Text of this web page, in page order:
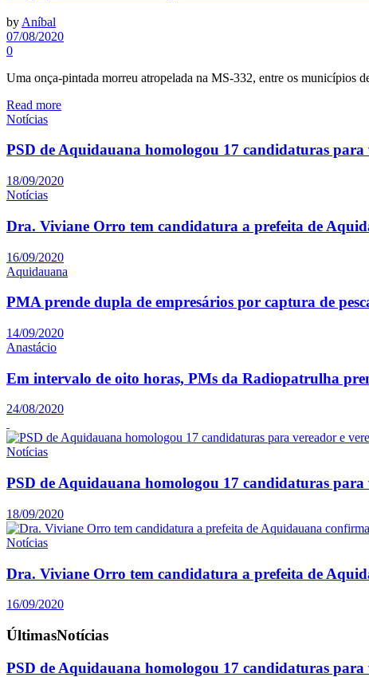
by Aníbal
07/08/2020
0
Uma onça-pintada morreu atropelada na MS-332, entre os municípios
Read more
Notícias
PSD de Aquidauana homologou 17 candidaturas para
18/09/2020
Notícias
Dra. Viviane Orro tem candidatura a prefeita de
16/09/2020
Aquidauana
PMA prende dupla de empresários por captura de
14/09/2020
Anastácio
Em intervalo de oito horas, PMs da Radiopatrulha
24/08/2020
Notícias
PSD de Aquidauana homologou 17 candidaturas para
18/09/2020
Notícias
Dra. Viviane Orro tem candidatura a prefeita de
16/09/2020
ÚltimasNotícias
PSD de Aquidauana homologou 17 candidaturas para